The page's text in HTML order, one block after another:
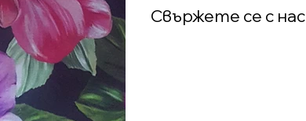
Свържете се с нас